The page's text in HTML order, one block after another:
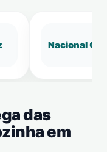
Nacional Gás
das
em